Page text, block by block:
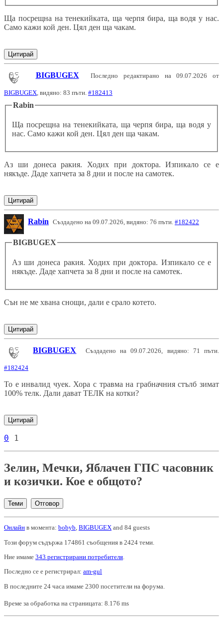
Ща посрещна на тенекийката, ща черпя бира, ща водя у нас.
Само кажи кой ден. Цял ден ща чакам.
Цитирай
BIGBUGEX Последно редактирано на 09.07.2026 от
BIGBUGEX , видяно: 83 пъти. #182413
Rabin
Ща посрещна на тенекийката, ща черпя бира, ща водя у
нас. Само кажи кой ден. Цял ден ща чакам.
Аз ши донеса ракия. Ходих при доктора. Изпикало се е
някъде. Даде хапчета за 8 дни и после на самотек.
Цитирай
Rabin Създадено на 09.07.2026, видяно: 76 пъти. #182422
BIGBUGEX
Аз ши донеса ракия. Ходих при доктора. Изпикало се е
някъде. Даде хапчета за 8 дни и после на самотек.
Сън не ме хвана снощи, дали е срало котето.
Цитирай
BIGBUGEX Създадено на 09.07.2026, видяно: 71 пъти.
#182424
То е инвалид чуек. Хора с травма на грабначния стълб зимат
100% телк. Дали дават ТЕЛК на котки?
Цитирай
0 1
Зелин, Мечки, Яблачен ГПС часовник
и козички. Кое е общото?
Теми Отговор
Онлайн в момента: bobyb, BIGBUGEX and 84 guests
Този форум съдържа 174861 съобщения в 2424 теми.
Ние имаме 343 регистрирани потребителя
Последно се е регистрирал: am-gul
В последните 24 часа имаме 2300 посетители на форума.
Време за обработка на страницата: 8.176 ms